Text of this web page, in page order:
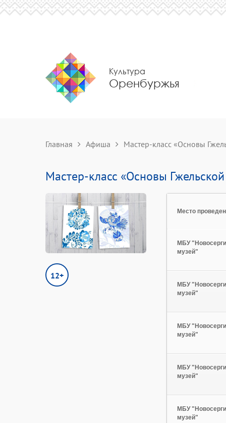
Культура
Оренбуржья
Главная Афиша Мастер-класс «Основы
Мастер-класс «Основы
12+
Место
МБУ
музей"
МБУ
музей"
МБУ
музей"
МБУ
музей"
МБУ
музей"